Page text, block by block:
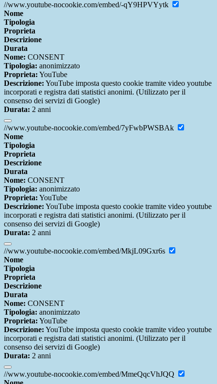
//www.youtube-nocookie.com/embed/-qY9HPVYytk
Nome
Tipologia
Proprieta
Descrizione
Durata
Nome: CONSENT
Tipologia: anonimizzato
Proprieta: YouTube
Descrizione: YouTube imposta questo cookie tramite video youtube
incorporati e registra dati statistici anonimi. (Utilizzato per il
consenso dei servizi di Google)
Durata: 2 anni
//www.youtube-nocookie.com/embed/7yFwbPWSBAk
Nome
Tipologia
Proprieta
Descrizione
Durata
Nome: CONSENT
Tipologia: anonimizzato
Proprieta: YouTube
Descrizione: YouTube imposta questo cookie tramite video youtube
incorporati e registra dati statistici anonimi. (Utilizzato per il
consenso dei servizi di Google)
Durata: 2 anni
//www.youtube-nocookie.com/embed/MkjL09Gxr6s
Nome
Tipologia
Proprieta
Descrizione
Durata
Nome: CONSENT
Tipologia: anonimizzato
Proprieta: YouTube
Descrizione: YouTube imposta questo cookie tramite video youtube
incorporati e registra dati statistici anonimi. (Utilizzato per il
consenso dei servizi di Google)
Durata: 2 anni
//www.youtube-nocookie.com/embed/MmeQqcVhJQQ